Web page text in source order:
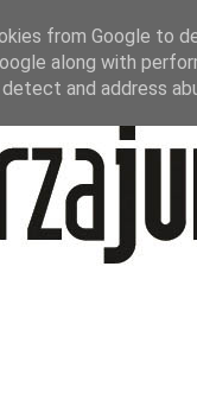
from Google to
along with
and address